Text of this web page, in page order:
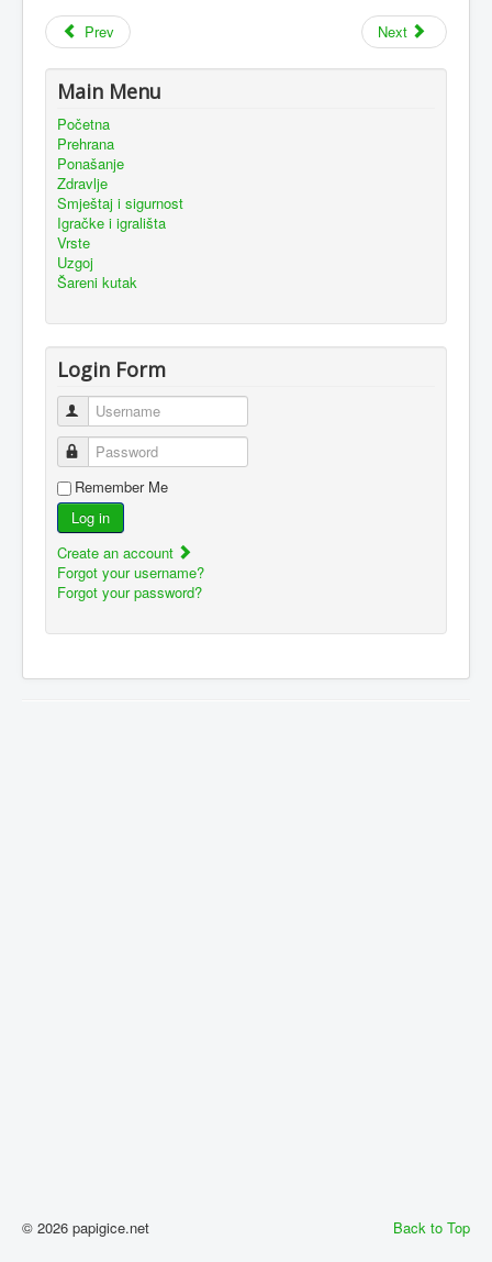
Prev Next
Main Menu
Početna
Prehrana
Ponašanje
Zdravlje
Smještaj i sigurnost
Igračke i igrališta
Vrste
Uzgoj
Šareni kutak
Login Form
Username
Password
Remember Me
Log in
Create an account
Forgot your username?
Forgot your password?
Back to Top
© 2026 papigice.net